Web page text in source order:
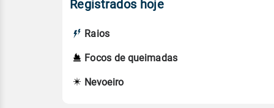
Registrados hoje
Raios
Focos de queimadas
Nevoeiro